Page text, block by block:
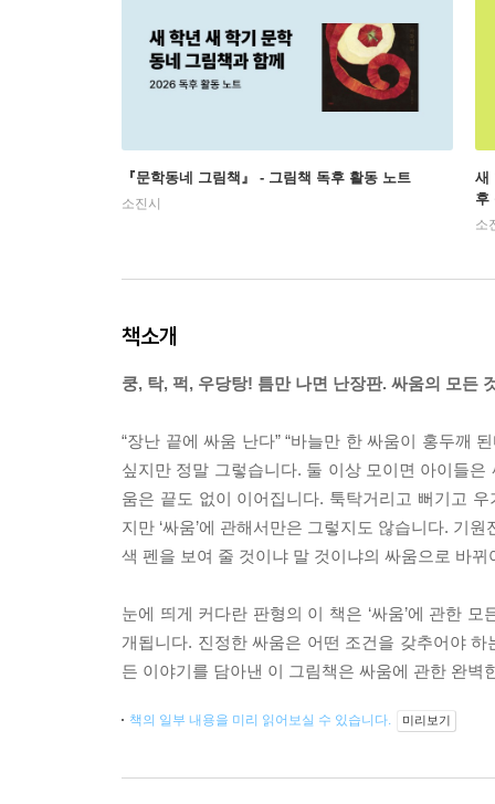
『문학동네 그림책』 - 그림책 독후 활동 노트
소진시
새
후
소
책소개
쿵, 탁, 퍽, 우당탕! 틈만 나면 난장판. 싸움의 모든
“장난 끝에 싸움 난다” “바늘만 한 싸움이 홍두깨
싶지만 정말 그렇습니다. 둘 이상 모이면 아이들
움은 끝도 없이 이어집니다. 툭탁거리고 뻐기고
지만 ‘싸움’에 관해서만은 그렇지도 않습니다. 기
색 펜을 보여 줄 것이냐 말 것이냐의 싸움으로 바뀌
눈에 띄게 커다란 판형의 이 책은 ‘싸움’에 관한
개됩니다. 진정한 싸움은 어떤 조건을 갖추어야
든 이야기를 담아낸 이 그림책은 싸움에 관한 완벽
책의 일부 내용을 미리 읽어보실 수 있습니다. 미리보기